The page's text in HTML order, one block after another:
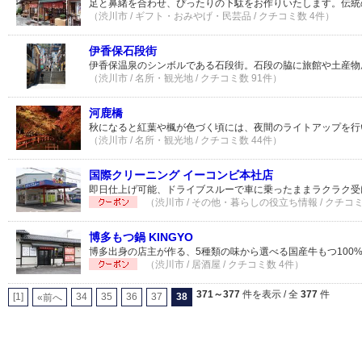
足と鼻緒を合わせ、ぴったりの下駄をお作りいたします。伝
（渋川市 / ギフト・おみやげ・民芸品 / クチコミ数 4件）
伊香保石段街
伊香保温泉のシンボルである石段街。石段の脇に旅館や土産
（渋川市 / 名所・観光地 / クチコミ数 91件）
河鹿橋
秋になると紅葉や楓が色づく頃には、夜間のライトアップを
（渋川市 / 名所・観光地 / クチコミ数 44件）
国際クリーニング イーコンビ本社店
即日仕上げ可能、ドライブスルーで車に乗ったままラクラク
（渋川市 / その他・暮らしの役立ち情報 / クチコ
博多もつ鍋 KINGYO
博多出身の店主が作る、5種類の味から選べる国産牛もつ
（渋川市 / 居酒屋 / クチコミ数 4件）
[1] «前へ 34 35 36 37 38 371～377 件を表示 / 全 377 件